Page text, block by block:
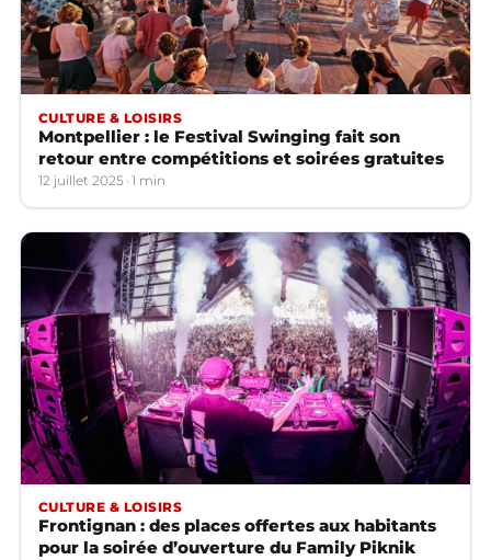
CULTURE & LOISIRS
Montpellier : le Festival Swinging fait son
retour entre compétitions et soirées gratuites
12 juillet 2025 1 min
CULTURE & LOISIRS
Frontignan : des places offertes aux habitants
pour la soirée d’ouverture du Family Piknik